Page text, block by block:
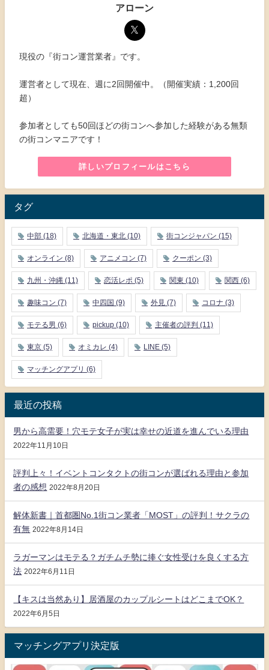
アローン
現役の『街コン運営業者』です。
運営者として現在、週に2回開催中。（開催実績：1,200回
超）
参加者としても50回ほどの街コンへ参加した経験がある無類
の街コンマニアです！
詳しいプロフィールはこちら
タグ
中部 (18) 北海道・東北 (10) 街コンジャパン (15)
オンライン (8) アニメコン (7) クーポン (3)
九州・沖縄 (11) 恋活レポ (5) 関東 (10) 関西 (6)
趣味コン (7) 中四国 (9) 外見 (7) コロナ (3)
モテる男 (6) pickup (10) 主催者の評判 (11)
東京 (5) オミカレ (4) LINE (5)
マッチングアプリ (6)
最近の投稿
男から高需要！穴モテ女子が実は幸せの近道を進んでいる理由
2022年11月10日
評判上々！イベントコンタクトの街コンが選ばれる理由と参加
者の感想 2022年8月20日
解体新書｜首都圏No.1街コン業者「MOST」の評判！サクラの
有無 2022年8月14日
ラガーマンはモテる？ガチムチ勢に捧ぐ女性受けを良くする方
法 2022年6月11日
【キスは当然あり】居酒屋のカップルシートはどこまでOK？
2022年6月5日
マッチングアプリ決定版